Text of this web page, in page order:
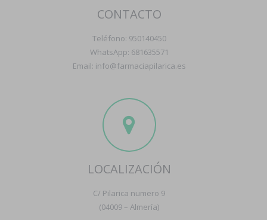
CONTACTO
Teléfono: 950140450
WhatsApp: 681635571
Email: info@farmaciapilarica.es
LOCALIZACIÓN
C/ Pilarica numero 9
(04009 – Almería)